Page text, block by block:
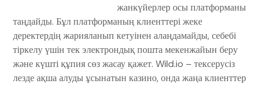
жанкүйерлер осы платформаны
таңдайды. Бұл платформаның клиенттері жеке
деректердің жарияланып кетуінен алаңдамайды, себебі
тіркелу үшін тек электрондық пошта мекенжайын беру
және күшті құпия сөз жасау қажет. Wild.io – тексерусіз
лезде ақша алуды ұсынатын казино, онда жаңа клиенттер